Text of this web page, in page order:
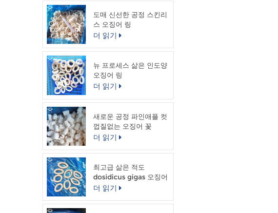
도매 신선한 공정 스킨리
스 오징어 링
더 읽기
뉴 프로세스 삶은 인도양
오징어 링
더 읽기
새로운 공정 파인애플 컷
껍질없는 오징어 꽃
더 읽기
최고급 삶은 적도
dosidicus gigas 오징어
링
더 읽기